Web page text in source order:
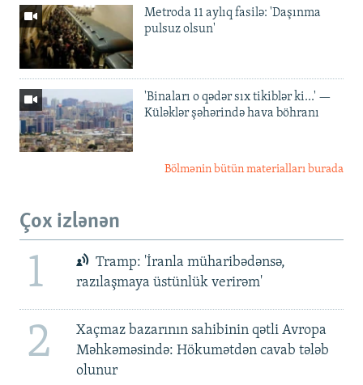
Metroda 11 aylıq fasilə: 'Daşınma
pulsuz olsun'
'Binaları o qədər sıx tikiblər ki...' —
Küləklər şəhərində hava böhranı
Bölmənin bütün materialları burada
Çox izlənən
1
Tramp: 'İranla müharibədənsə,
razılaşmaya üstünlük verirəm'
2
Xaçmaz bazarının sahibinin qətli Avropa
Məhkəməsində: Hökumətdən cavab tələb
olunur